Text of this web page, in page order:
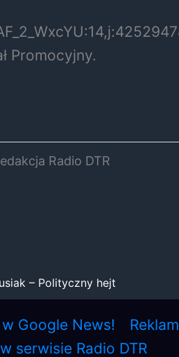
Promocyjny.
Radio DTR
– Polityczny hejt
w Google News!
serwisie Radio DTR